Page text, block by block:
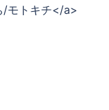
/モトキチ</a>